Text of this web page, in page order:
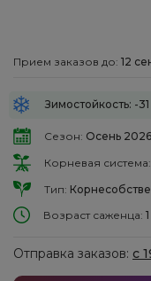
Прием заказов до: 12
Зимостойкость: -
Сезон: Осень 2026
Корневая система:
Тип:
Возраст саженца:
Отправка заказов: с